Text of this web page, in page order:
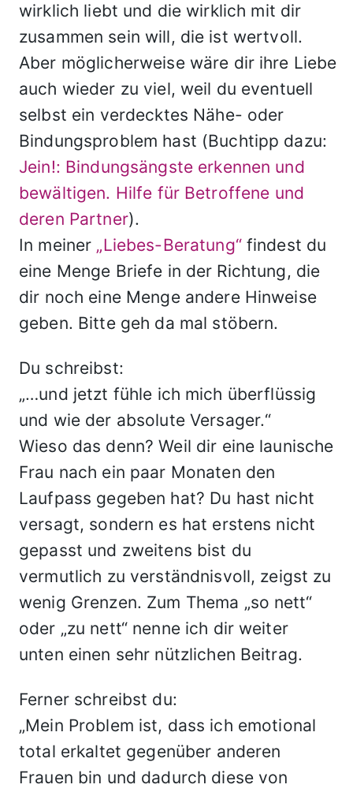
wirklich liebt und die wirklich mit dir
zusammen sein will, die ist wertvoll.
Aber möglicherweise wäre dir ihre Liebe
auch wieder zu viel, weil du eventuell
selbst ein verdecktes Nähe- oder
Bindungsproblem hast (Buchtipp dazu:
Jein!: Bindungsängste erkennen und
bewältigen. Hilfe für Betroffene und
deren Partner).
In meiner „Liebes-Beratung“findest du
eine Menge Briefe in der Richtung, die
dir noch eine Menge andere Hinweise
geben. Bitte geh da mal stöbern.
Du schreibst:
„…und jetzt fühle ich mich überflüssig
und wie der absolute Versager.“
Wieso das denn? Weil dir eine launische
Frau nach ein paar Monaten den
Laufpass gegeben hat? Du hast nicht
versagt, sondern es hat erstens nicht
gepasst und zweitens bist du
vermutlich zu verständnisvoll, zeigst zu
wenig Grenzen. Zum Thema „so nett“
oder „zu nett“ nenne ich dir weiter
unten einen sehr nützlichen Beitrag.
Ferner schreibst du:
„Mein Problem ist, dass ich emotional
total erkaltet gegenüber anderen
Frauen bin und dadurch diese von